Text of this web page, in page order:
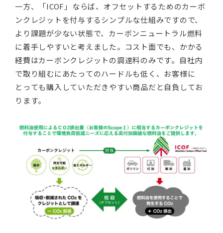
一方、「ICOF」ならば、オフセットするためのカーボ
ンクレジットを付与するシンプルな仕組みですので、
より課題が少ない状態で、カーボンニュートラル燃料
に着手しやすいと考えました。コスト面でも、かかる
経費はカーボンクレジットの調達料のみです。自社内
で取り組むにあたってのハードルも低く、お客様に
とっても購入していただきやすい商品だと自負してお
ります。